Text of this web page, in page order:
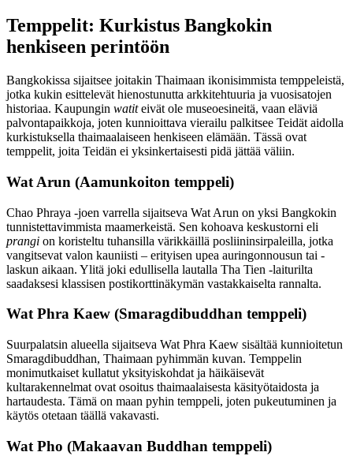
Temppelit: Kurkistus Bangkokin
henkiseen perintöön
Bangkokissa sijaitsee joitakin Thaimaan ikonisimmista temppeleistä,
jotka kukin esittelevät hienostunutta arkkitehtuuria ja vuosisatojen
historiaa. Kaupungin watiteivät ole museoesineitä, vaan eläviä
palvontapaikkoja, joten kunnioittava vierailu palkitsee Teidät aidolla
kurkistuksella thaimaalaiseen henkiseen elämään. Tässä ovat
temppelit, joita Teidän ei yksinkertaisesti pidä jättää väliin.
Wat Arun (Aamunkoiton temppeli)
Chao Phraya -joen varrella sijaitseva Wat Arun on yksi Bangkokin
tunnistettavimmista maamerkeistä. Sen kohoava keskustorni eli
prangi on koristeltu tuhansilla värikkäillä posliininsirpaleilla, jotka
vangitsevat valon kauniisti – erityisen upea auringonnousun tai -
laskun aikaan. Ylitä joki edullisella lautalla Tha Tien -laiturilta
saadaksesi klassisen postikorttinäkymän vastakkaiselta rannalta.
Wat Phra Kaew (Smaragdibuddhan temppeli)
Suurpalatsin alueella sijaitseva Wat Phra Kaew sisältää kunnioitetun
Smaragdibuddhan, Thaimaan pyhimmän kuvan. Temppelin
monimutkaiset kullatut yksityiskohdat ja häikäisevät
kultarakennelmat ovat osoitus thaimaalaisesta käsityötaidosta ja
hartaudesta. Tämä on maan pyhin temppeli, joten pukeutuminen ja
käytös otetaan täällä vakavasti.
Wat Pho (Makaavan Buddhan temppeli)